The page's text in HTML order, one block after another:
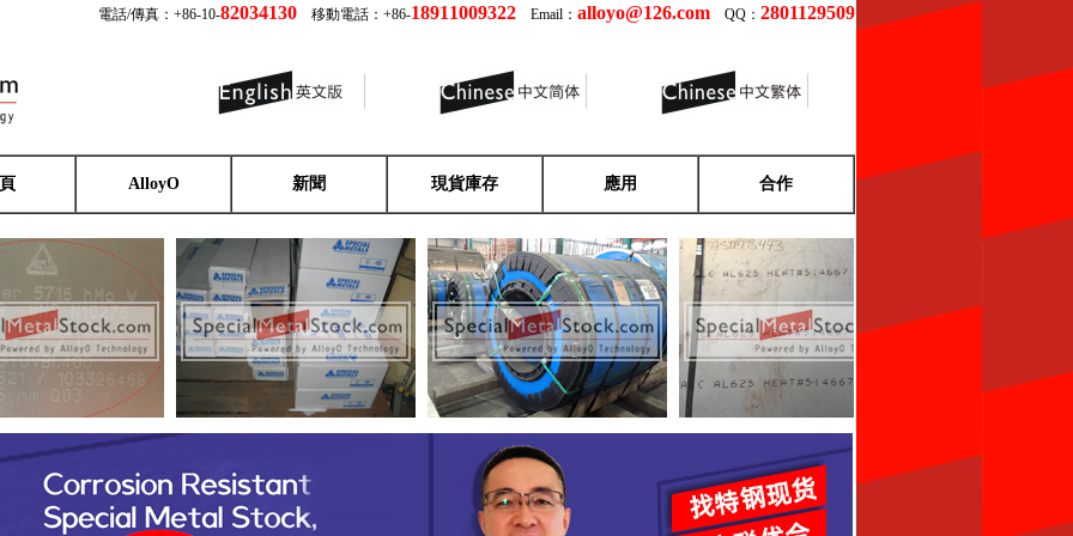
電話/傳真：+86-10-82034130 移動電話：+86-18911009322 Email： alloyo@126.com QQ： 2801129509
AlloyO 新聞 現貨庫存 應用 合作